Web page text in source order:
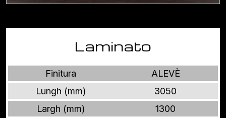
Laminato
Finitura
ALEVÈ
Lungh (mm)
3050
Largh (mm)
1300